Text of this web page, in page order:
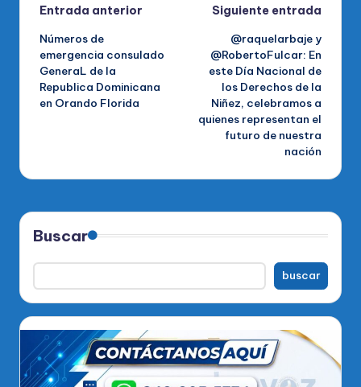
Navegación
de
entradas
Entrada anterior
Números de
emergencia consulado
GeneraL de la
Republica Dominicana
en Orando Florida
Siguiente entrada
@raquelarbaje y
@RobertoFulcar: En
este Día Nacional de
los Derechos de la
Niñez, celebramos a
quienes representan el
futuro de nuestra
nación
Buscar
buscar